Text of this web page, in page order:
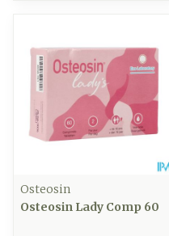
Osteosin
Osteosin Lady Comp 60